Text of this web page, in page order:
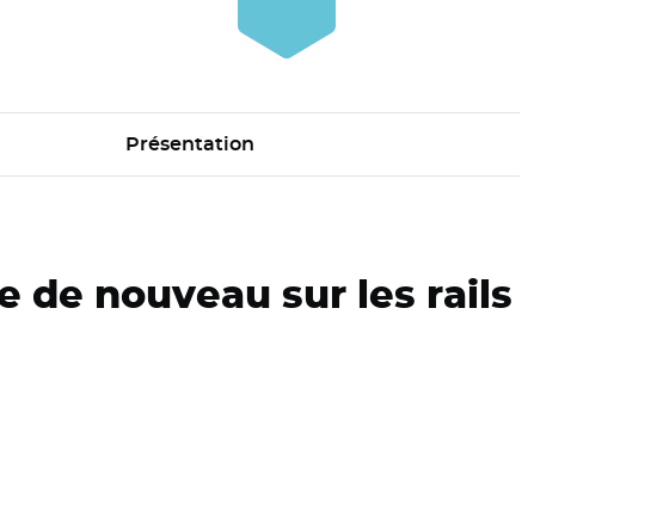
Présentation
de nouveau sur les rails